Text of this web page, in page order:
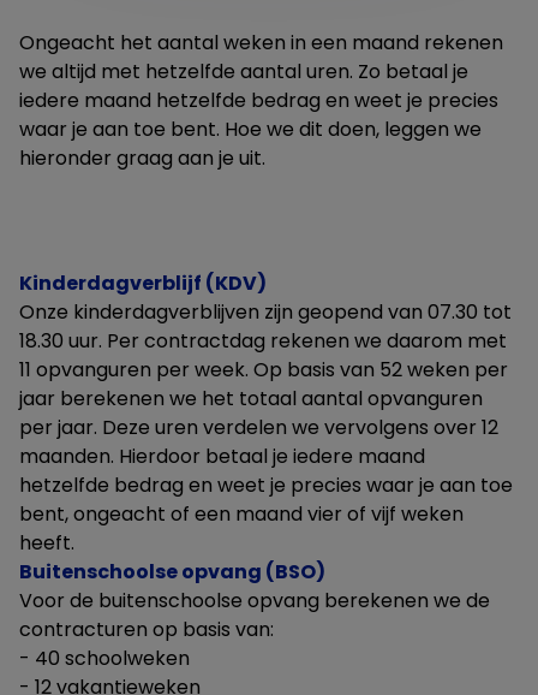
Ongeacht het aantal weken in een maand rekenen
we altijd met hetzelfde aantal uren. Zo betaal je
iedere maand hetzelfde bedrag en weet je precies
waar je aan toe bent. Hoe we dit doen, leggen we
hieronder graag aan je uit.
Kinderdagverblijf (KDV)
Onze kinderdagverblijven zijn geopend van 07.30 tot
18.30 uur. Per contractdag rekenen we daarom met
11 opvanguren per week. Op basis van 52 weken per
jaar berekenen we het totaal aantal opvanguren
per jaar. Deze uren verdelen we vervolgens over 12
maanden. Hierdoor betaal je iedere maand
hetzelfde bedrag en weet je precies waar je aan toe
bent, ongeacht of een maand vier of vijf weken
heeft.
Buitenschoolse opvang (BSO)
Voor de buitenschoolse opvang berekenen we de
contracturen op basis van:
- 40 schoolweken
- 12 vakantieweken